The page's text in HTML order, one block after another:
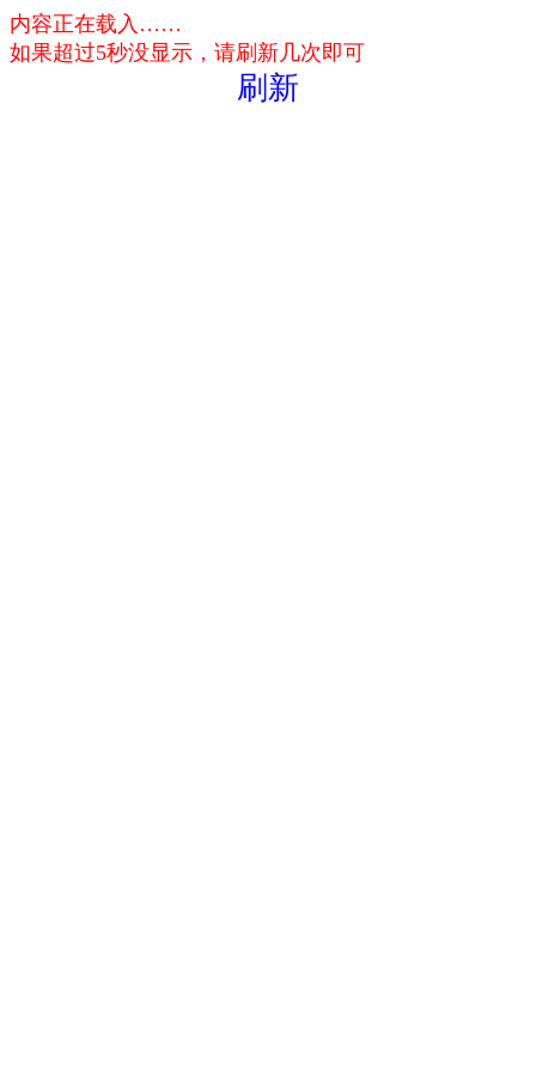
内容正在载入……
如果超过5秒没显示，请刷新几次即可
刷新